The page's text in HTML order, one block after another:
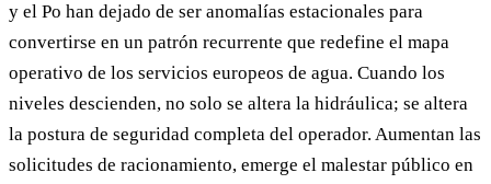
y el Po han dejado de ser anomalías estacionales para
convertirse en un patrón recurrente que redefine el mapa
operativo de los servicios europeos de agua. Cuando los
niveles descienden, no solo se altera la hidráulica; se altera
la postura de seguridad completa del operador. Aumentan las
solicitudes de racionamiento, emerge el malestar público en